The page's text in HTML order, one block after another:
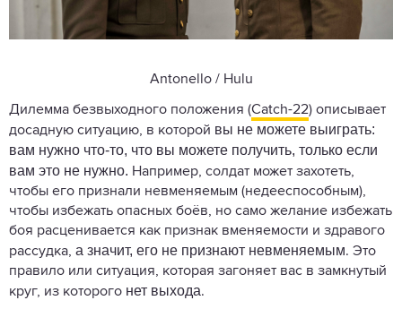
Antonello / Hulu
Дилемма безвыходного положения (Catch-22) описывает
досадную ситуацию, в которой вы не можете выиграть:
вам нужно что-то, что вы можете получить, только если
вам это не нужно. Например, солдат может захотеть,
чтобы его признали невменяемым (недееспособным),
чтобы избежать опасных боёв, но само желание избежать
боя расценивается как признак вменяемости и здравого
рассудка, а значит, его не признают невменяемым. Это
правило или ситуация, которая загоняет вас в замкнутый
круг, из которого нет выхода.